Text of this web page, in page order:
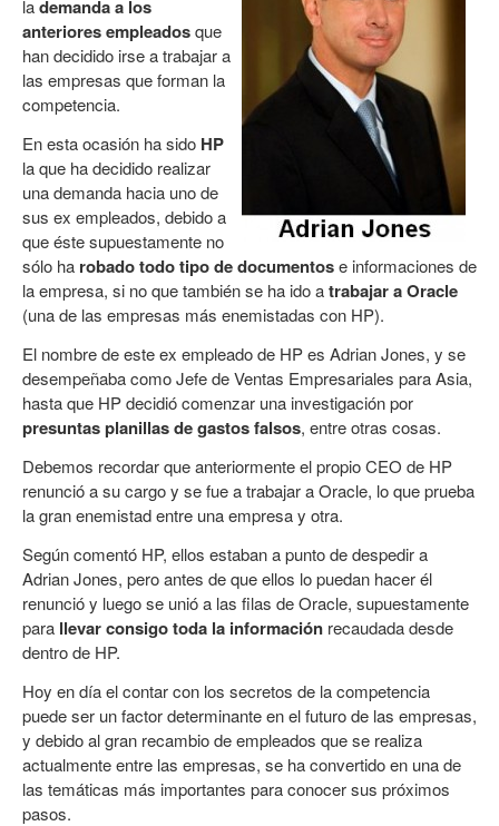
lademanda a los
anteriores empleadosque
han decidido irse a trabajar a
las empresas que forman la
competencia.
En esta ocasión ha sido HP
la que ha decidido realizar
una demanda hacia uno de
sus ex empleados, debido a
que éste supuestamente no
sólo ha robado todo tipo de documentose informaciones de
la empresa, si no que también se ha ido atrabajar a Oracle
(una de las empresas más enemistadas con HP).
El nombre de este ex empleado de HP es Adrian Jones, y se
desempeñaba como Jefe de Ventas Empresariales para Asia,
hasta que HP decidió comenzar una investigación por
presuntas planillas de gastos falsos, entre otras cosas.
Debemos recordar que anteriormente el propio CEO de HP
renunció a su cargo y se fue a trabajar a Oracle, lo que prueba
la gran enemistad entre una empresa y otra.
Según comentó HP, ellos estaban a punto de despedir a
Adrian Jones, pero antes de que ellos lo puedan hacer él
renunció y luego se unió a las filas de Oracle, supuestamente
para llevar consigo toda la información recaudada desde
dentro de HP.
Hoy en día el contar con los secretos de la competencia
puede ser un factor determinante en el futuro de las empresas,
y debido al gran recambio de empleados que se realiza
actualmente entre las empresas, se ha convertido en una de
las temáticas más importantes para conocer sus próximos
pasos.